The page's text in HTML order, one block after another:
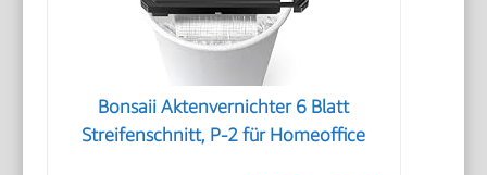
Bonsaii Aktenvernichter 6 Blatt
Streifenschnitt, P-2 für Homeoffice